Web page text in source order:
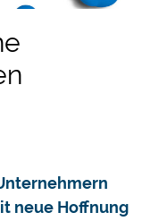
neue Hoffnung